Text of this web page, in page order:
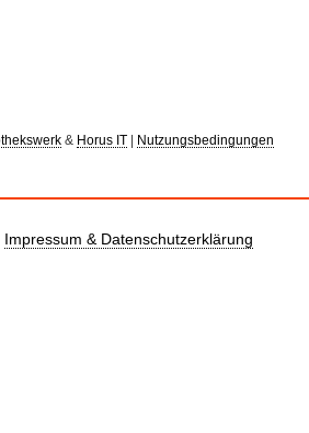
& Horus IT Nutzungsbedingungen
Impressum & Datenschutzerklärung